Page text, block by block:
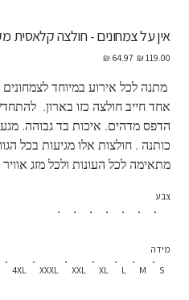
אין על צמחונים - חולצה קלאסית
מחיר
מחיר
‏64.97 ‏₪
מתנה לכל אירוע במיוחד
אחד חייב חולצה כזו בארון.
כותנה . חולצות אלו מגיעות בכל
מתאימה לכל העונות ולכל מזג אוויר
צבע
S
M
L
XL
XXL
XXXL
4XL
מידה